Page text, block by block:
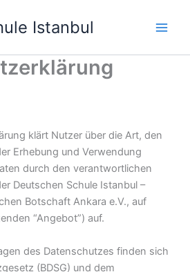
Istanbul
klärt Nutzer über die Art, den
Erhebung und Verwendung
durch den verantwortlichen
Deutschen Schule Istanbul –
Botschaft Ankara e.V., auf
“Angebot”) auf.
des Datenschutzes finden sich
(BDSG) und dem